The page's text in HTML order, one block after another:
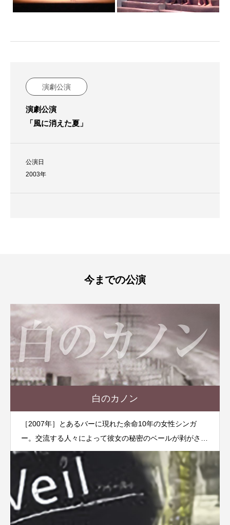
演劇公演
演劇公演
「風に消えた夏」
公演日
2003年
今までの公演
白のカノン
［2007年］とあるバーに現れた余命10年の女性シンガ
ー。交流する人々によって彼女の秘密のベールが剥がされ
ていく。